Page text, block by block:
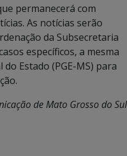
permanecerá com
As notícias serão
da Subsecretaria
específicos, a mesma
Estado (PGE-MS) para
de Mato Grosso do Sul